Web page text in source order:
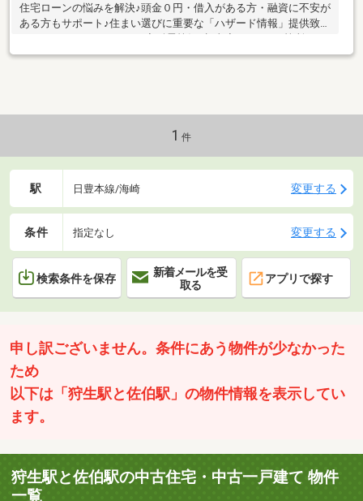
住宅ローンの悩みを解決♪頭金０円・借入がある方・融資に不安が
ある方もサポート♪住まい選びに重要な「ハザード情報」提供致し
世帯向き◇太陽光発電9.6ｋｗ＋蓄電池◇リビング19帖(吹抜け)◇
上の「交渉」に強いスタッフ◇地震や洪水などの気になる災害情
報提供◇住宅ローン内定率94％以上！◇FP・相続鑑定士在籍
1 件
駅 日豊本線/海崎 変更する
条件 指定なし 変更する
検索条件を保存
新着メールを受
取る
アプリで探す
申し訳ございません。条件にあう物件が少なかった
ため
以下は「狩生駅と佐伯駅」の物件情報を表示してい
ます。
狩生駅と佐伯駅の中古住宅・中古一戸建て 物件
一覧